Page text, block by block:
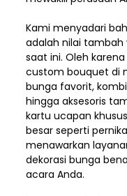
Kami menyadari
adalah nilai tambah
saat ini. Oleh
custom bouquet di
bunga favorit,
hingga aksesoris
kartu ucapan
besar seperti
menawarkan
dekorasi bunga
acara Anda.